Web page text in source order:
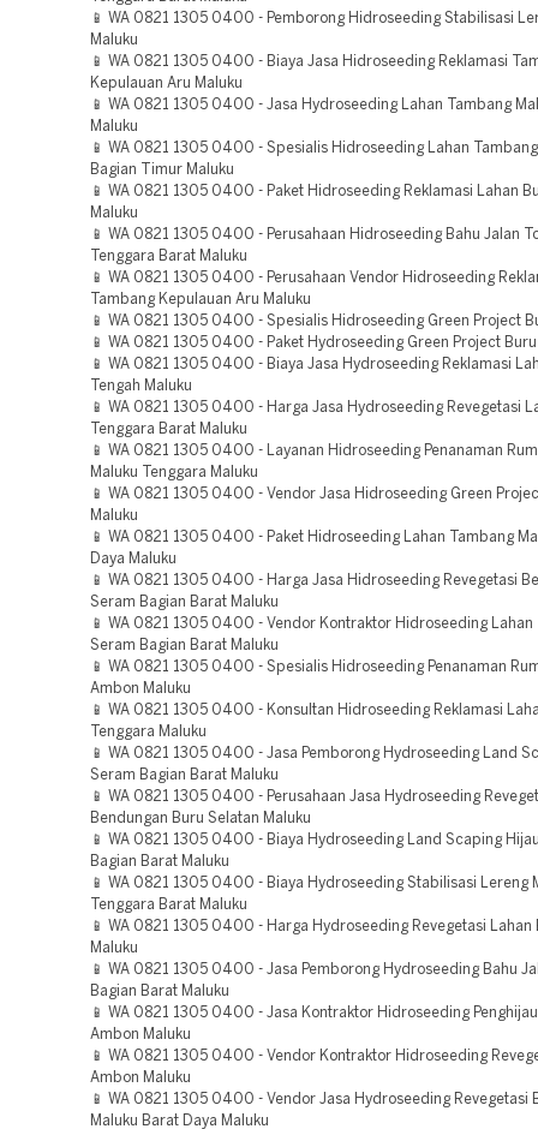
📱 WA 0821 1305 0400 - Pemborong Hidroseeding Stabilisasi
Maluku
📱 WA 0821 1305 0400 - Biaya Jasa Hidroseeding Reklamasi
Kepulauan Aru Maluku
📱 WA 0821 1305 0400 - Jasa Hydroseeding Lahan Tambang
Maluku
📱 WA 0821 1305 0400 - Spesialis Hidroseeding Lahan
Bagian Timur Maluku
📱 WA 0821 1305 0400 - Paket Hidroseeding Reklamasi Lahan
Maluku
📱 WA 0821 1305 0400 - Perusahaan Hidroseeding Bahu Jalan
Tenggara Barat Maluku
📱 WA 0821 1305 0400 - Perusahaan Vendor Hidroseeding
Tambang Kepulauan Aru Maluku
📱 WA 0821 1305 0400 - Spesialis Hidroseeding Green Project
📱 WA 0821 1305 0400 - Paket Hydroseeding Green Project
📱 WA 0821 1305 0400 - Biaya Jasa Hydroseeding Reklamasi
Tengah Maluku
📱 WA 0821 1305 0400 - Harga Jasa Hydroseeding Revegetasi
Tenggara Barat Maluku
📱 WA 0821 1305 0400 - Layanan Hidroseeding Penanaman
Maluku Tenggara Maluku
📱 WA 0821 1305 0400 - Vendor Jasa Hidroseeding Green
Maluku
📱 WA 0821 1305 0400 - Paket Hidroseeding Lahan Tambang
Daya Maluku
📱 WA 0821 1305 0400 - Harga Jasa Hidroseeding Revegetasi
Seram Bagian Barat Maluku
📱 WA 0821 1305 0400 - Vendor Kontraktor Hidroseeding Lahan
Seram Bagian Barat Maluku
📱 WA 0821 1305 0400 - Spesialis Hidroseeding Penanaman
Ambon Maluku
📱 WA 0821 1305 0400 - Konsultan Hidroseeding Reklamasi
Tenggara Maluku
📱 WA 0821 1305 0400 - Jasa Pemborong Hydroseeding Land
Seram Bagian Barat Maluku
📱 WA 0821 1305 0400 - Perusahaan Jasa Hydroseeding
Bendungan Buru Selatan Maluku
📱 WA 0821 1305 0400 - Biaya Hydroseeding Land Scaping
Bagian Barat Maluku
📱 WA 0821 1305 0400 - Biaya Hydroseeding Stabilisasi Lereng
Tenggara Barat Maluku
📱 WA 0821 1305 0400 - Harga Hydroseeding Revegetasi Lahan
Maluku
📱 WA 0821 1305 0400 - Jasa Pemborong Hydroseeding Bahu
Bagian Barat Maluku
📱 WA 0821 1305 0400 - Jasa Kontraktor Hidroseeding
Ambon Maluku
📱 WA 0821 1305 0400 - Vendor Kontraktor Hidroseeding
Ambon Maluku
📱 WA 0821 1305 0400 - Vendor Jasa Hydroseeding Revegetasi
Maluku Barat Daya Maluku